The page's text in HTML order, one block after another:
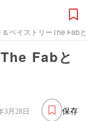
ペイストリーThe Fab
Fabと
保存
3月28日